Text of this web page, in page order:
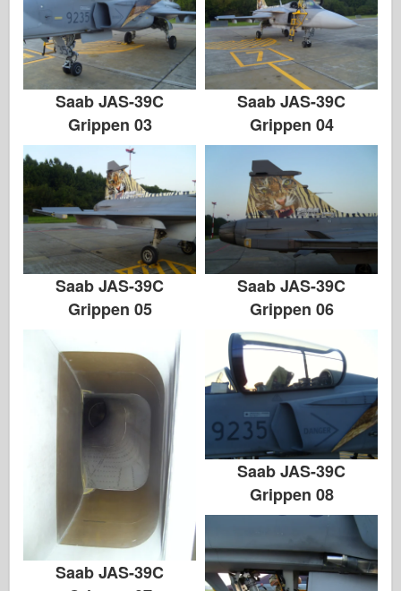
Saab JAS-39C
Grippen 03
Saab JAS-39C
Grippen 04
Saab JAS-39C
Grippen 05
Saab JAS-39C
Grippen 06
Saab JAS-39C
Saab JAS-39C
Grippen 08